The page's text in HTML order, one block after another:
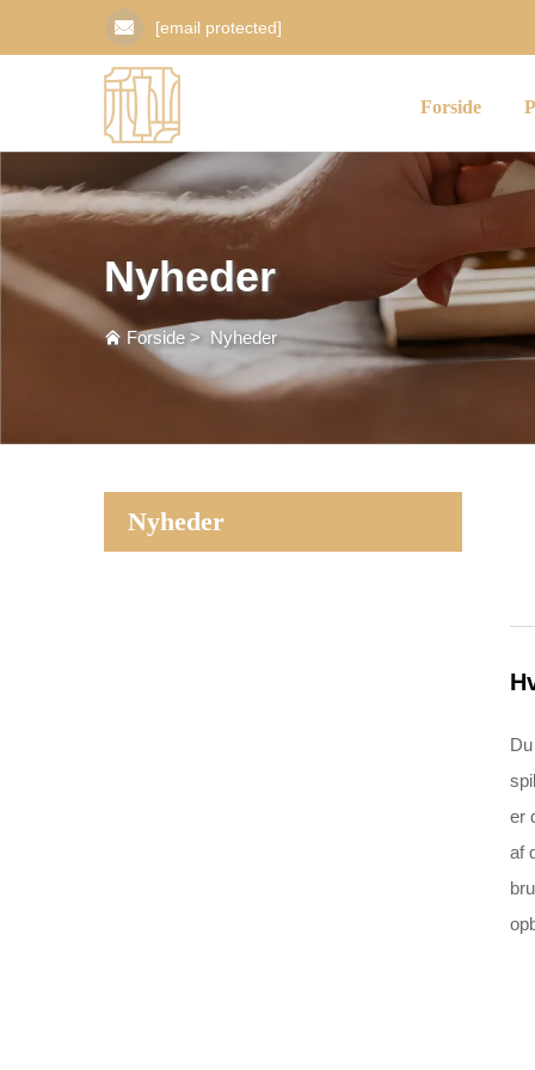
[email protected]
Forside
Nyheder
Forside > Nyheder
Nyheder
er
af